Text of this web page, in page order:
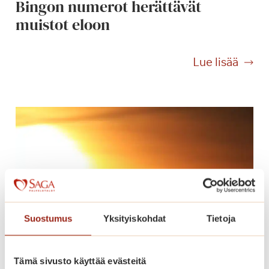
Suostumus Yksityiskohdat Tietoja
Tämä sivusto käyttää evästeitä
e
Bingon numerot herättävät
muistot eloon
Lue lisää
B
g
u